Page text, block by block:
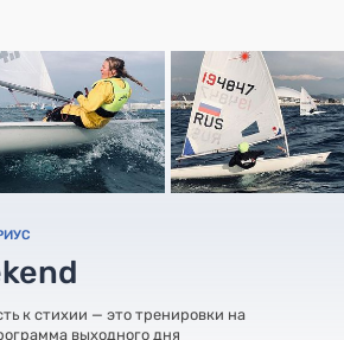
к стихии — это тренировки на
выходного дня